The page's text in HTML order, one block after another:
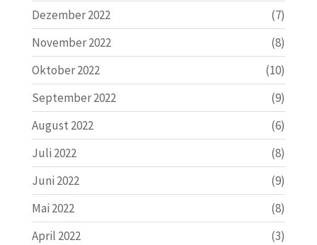
Dezember 2022
(7)
November 2022
(8)
Oktober 2022
(10)
September 2022
(9)
August 2022
(6)
Juli 2022
(8)
Juni 2022
(9)
Mai 2022
(8)
April 2022
(3)